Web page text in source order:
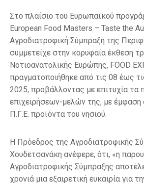
Στο πλαίσιο του Ευρωπαϊκού
European Food Masters – Taste the
Αγροδιατροφική Σύμπραξη της
συμμετείχε στην κορυφαία έκθεση
Νοτιοανατολικής Ευρώπης, FOOD
πραγματοποιήθηκε από τις 08 έως
2025, προβάλλοντας με επιτυχία τα
επιχειρήσεων-μελών της, με
Π.Γ.Ε. προϊόντα του νησιού.
Η Πρόεδρος της Αγροδιατροφικής
Χουδετσανάκη ανέφερε, ότι, «η
Αγροδιατροφικής Σύμπραξης
χρονιά μια εξαιρετική ευκαιρία για